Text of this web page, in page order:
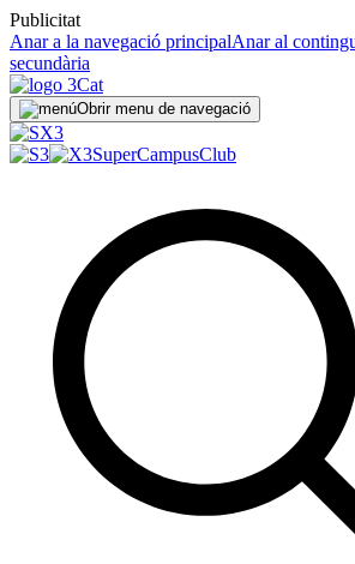
Publicitat
Anar a la navegació principalAnar al
secundària
Obrir menu de navegació
SuperCampusClub